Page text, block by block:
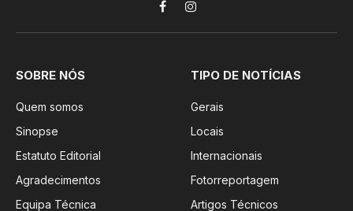
FacebookInstagram
SOBRE NÓS
Quem somos
Sinopse
Estatuto Editorial
Agradecimentos
Equipa Técnica
TIPO DE NOTÍCIAS
Gerais
Locais
Internacionais
Fotorreportagem
Artigos Técnicos